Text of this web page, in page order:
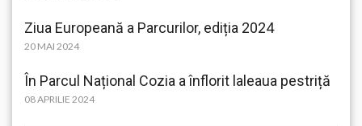
Ziua Europeană a Parcurilor, ediția 2024
20 MAI 2024
În Parcul Național Cozia a înflorit laleaua pestriță
08 APRILIE 2024